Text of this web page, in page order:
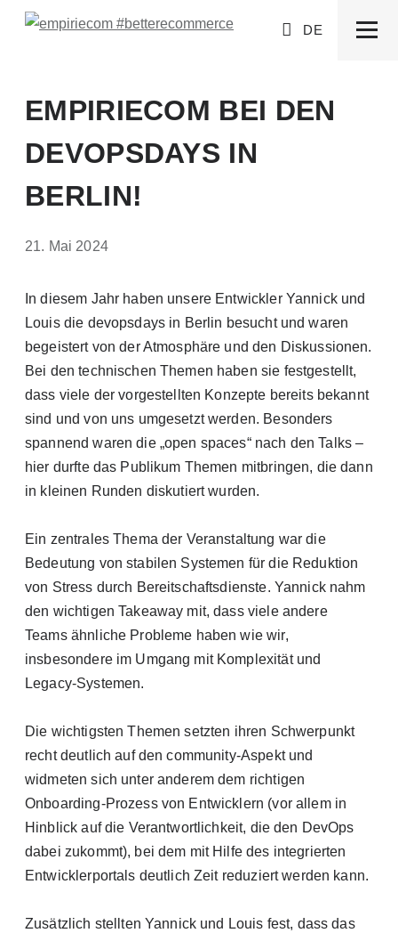
DE
EMPIRIECOM BEI DEN
DEVOPSDAYS IN
BERLIN!
21. Mai 2024
In diesem Jahr haben unsere Entwickler Yannick und
Louis die devopsdays in Berlin besucht und waren
begeistert von der Atmosphäre und den Diskussionen.
Bei den technischen Themen haben sie festgestellt,
dass viele der vorgestellten Konzepte bereits bekannt
sind und von uns umgesetzt werden. Besonders
spannend waren die „open spaces“ nach den Talks –
hier durfte das Publikum Themen mitbringen, die dann
in kleinen Runden diskutiert wurden.
Ein zentrales Thema der Veranstaltung war die
Bedeutung von stabilen Systemen für die Reduktion
von Stress durch Bereitschaftsdienste. Yannick nahm
den wichtigen Takeaway mit, dass viele andere
Teams ähnliche Probleme haben wie wir,
insbesondere im Umgang mit Komplexität und
Legacy-Systemen.
Die wichtigsten Themen setzten ihren Schwerpunkt
recht deutlich auf den community-Aspekt und
widmeten sich unter anderem dem richtigen
Onboarding-Prozess von Entwicklern (vor allem in
Hinblick auf die Verantwortlichkeit, die den DevOps
dabei zukommt), bei dem mit Hilfe des integrierten
Entwicklerportals deutlich Zeit reduziert werden kann.
Zusätzlich stellten Yannick und Louis fest, dass das